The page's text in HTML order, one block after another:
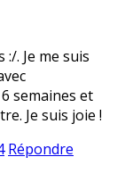
. Je me suis
semaines et
Je suis joie !
Répondre